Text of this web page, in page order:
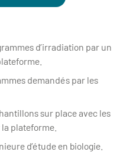
d’irradiation par un
demandés par les
sur place avec les
plateforme.
d’étude en biologie.